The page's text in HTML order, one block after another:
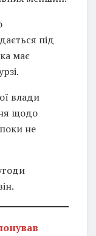
під
має
влади
щодо
не